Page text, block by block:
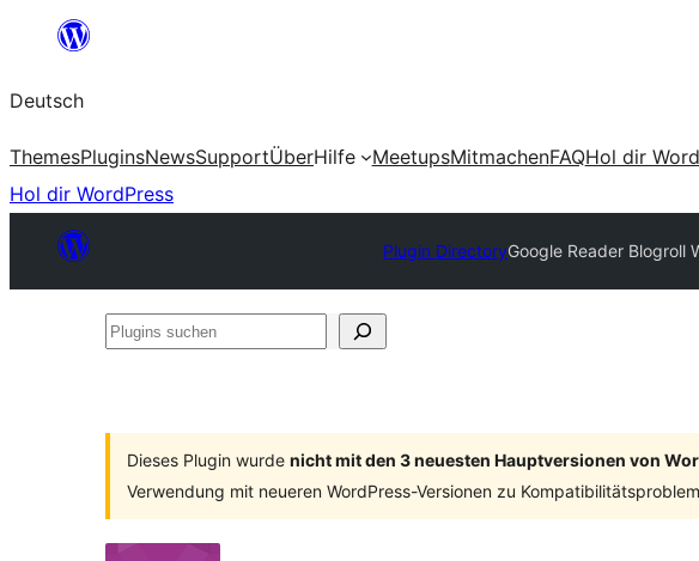
springen
Deutsch
ThemesPluginsNewsSupportÜberHilfe MeetupsMitmachenFAQHol dir
Hol dir WordPress
Plugin DirectoryGoogle Reader Blogroll
Plugins
Dieses Plugin wurde nicht mit den 3 neuesten Hauptversionen von
Verwendung mit neueren WordPress-Versionen zu